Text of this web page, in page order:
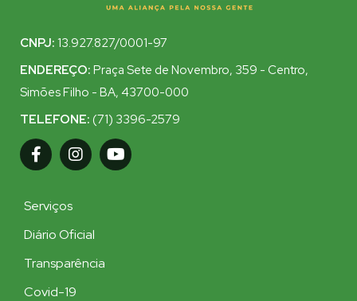
CNPJ: 13.927.827/0001-97
ENDEREÇO: Praça Sete de Novembro, 359 - Centro,
Simões Filho - BA, 43700-000
TELEFONE: (71) 3396-2579
Serviços
Diário Oficial
Transparência
Covid-19